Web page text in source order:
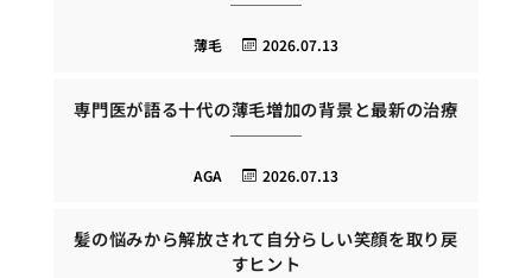
2026.07.13
薄毛
専門医が語る十代の薄毛増加の背景と最新の治療
2026.07.13
AGA
髪の悩みから解放されて自分らしい笑顔を取り戻
すヒント